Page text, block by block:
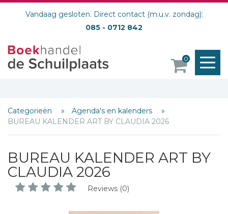
Vandaag gesloten. Direct contact (m.u.v. zondag):
085 - 0712 842
0
Categorieën
Agenda's en kalenders
BUREAU KALENDER ART BY CLAUDIA 2026
BUREAU KALENDER ART BY
CLAUDIA 2026
Reviews (0)